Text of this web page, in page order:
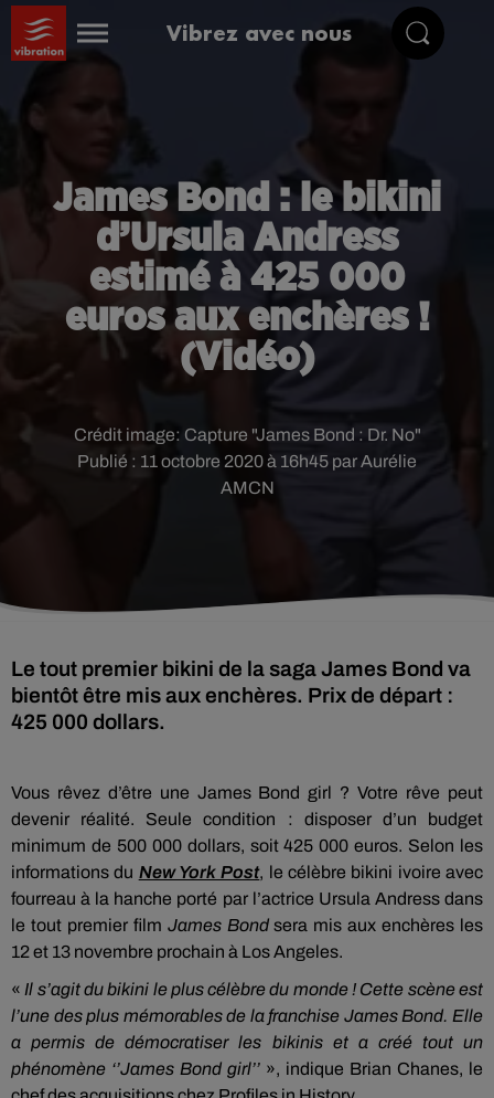
Vibrez avec nous
James Bond : le bikini
d’Ursula Andress
estimé à 425 000
euros aux enchères !
(Vidéo)
Publié : 11 octobre 2020 à 16h45 par Aurélie
AMCN
Crédit image: Capture "James Bond : Dr. No"
Le tout premier bikini de la saga James Bond va
bientôt être mis aux enchères. Prix de départ :
425 000 dollars.
Vous rêvez d’être une James Bond girl ? Votre rêve peut
devenir réalité. Seule condition : disposer d’un budget
minimum de 500 000 dollars, soit 425 000 euros. Selon les
informations du New York Post, le célèbre bikini ivoire avec
fourreau à la hanche porté par l’actrice Ursula Andress dans
le tout premier film James Bondsera mis aux enchères les
12 et 13 novembre prochain à Los Angeles.
« Il s’agit du bikini le plus célèbre du monde ! Cette scène est
l’une des plus mémorables de la franchise James Bond. Elle
a permis de démocratiser les bikinis et a créé tout un
phénomène ‘’James Bond girl’’ », indique Brian Chanes, le